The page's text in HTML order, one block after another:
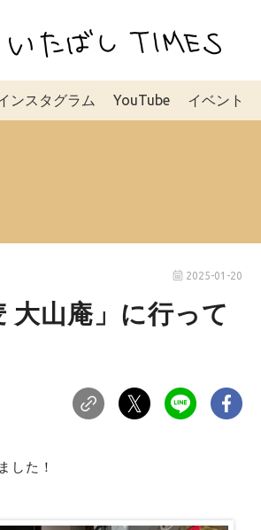
ンスタグラム YouTube イベント
2025-01-20
大山庵」に行って
した！